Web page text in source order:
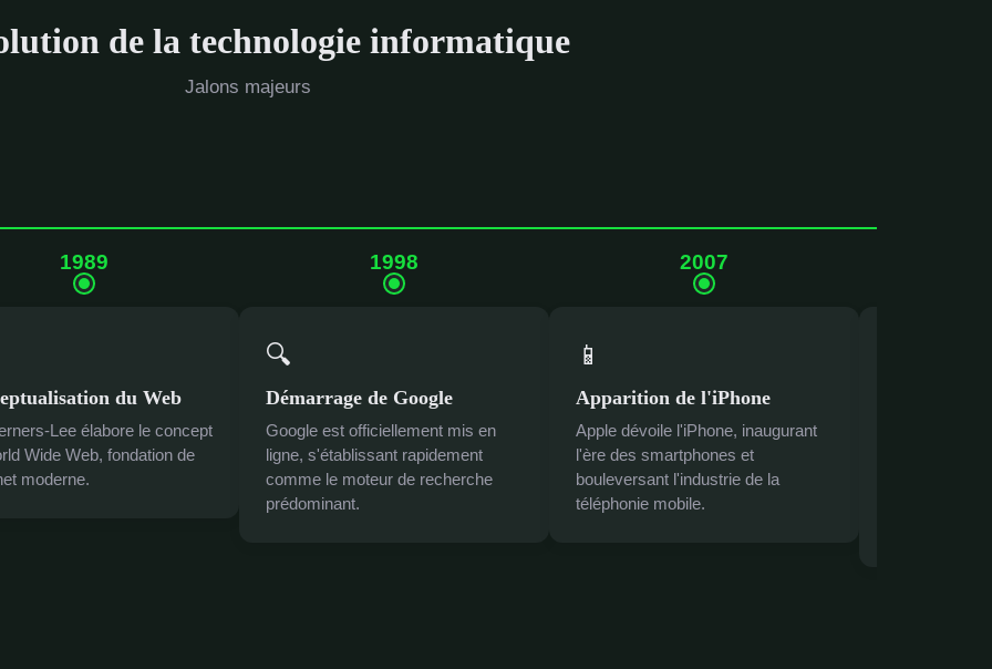
de la technologie informatique
Jalons majeurs
1989
du Web
Lee élabore le concept
Wide Web, fondation de
moderne.
1998
🔍
Démarrage de Google
Google est officiellement mis en
ligne, s'établissant rapidement
comme le moteur de recherche
prédominant.
2007
📱
Apparition de l'iPhone
Apple dévoile l'iPhone, inaugurant
l'ère des smartphones et
bouleversant l'industrie de la
téléphonie mobile.